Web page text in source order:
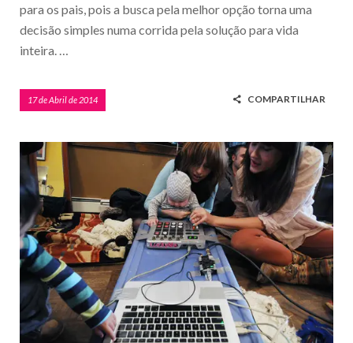
para os pais, pois a busca pela melhor opção torna uma
decisão simples numa corrida pela solução para vida
inteira. …
17 de Abril de 2014 COMPARTILHAR